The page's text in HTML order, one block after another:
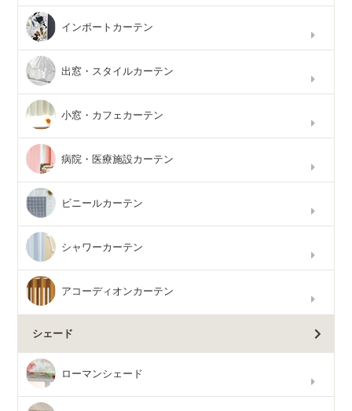
インポートカーテン
出窓・スタイルカーテン
小窓・カフェカーテン
病院・医療施設カーテン
ビニールカーテン
シャワーカーテン
アコーディオンカーテン
シェード
ローマンシェード